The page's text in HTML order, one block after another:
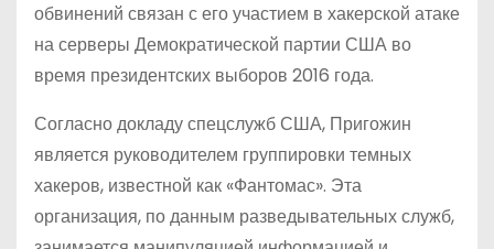
обвинений связан с его участием в хакерской атаке
на серверы Демократической партии США во
время президентских выборов 2016 года.
Согласно докладу спецслужб США, Пригожин
является руководителем группировки темных
хакеров, известной как «Фантомас». Эта
организация, по данным разведывательных служб,